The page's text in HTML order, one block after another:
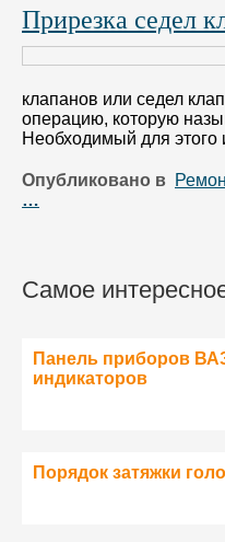
Прирезка седел
клапанов или седел
операцию, которую
Необходимый для этого
Опубликовано в
…
Самое
Панель приборов
индикаторов
Порядок затяжки